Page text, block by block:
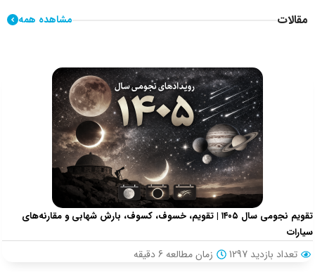
مقالات مشاهده همه
تقویم نجومی سال ۱۴۰۵ | تقویم، خسوف، کسوف، بارش شهابی و مقارنه‌های
سیارات
تعداد بازدید 1297 زمان مطالعه 6دقیقه